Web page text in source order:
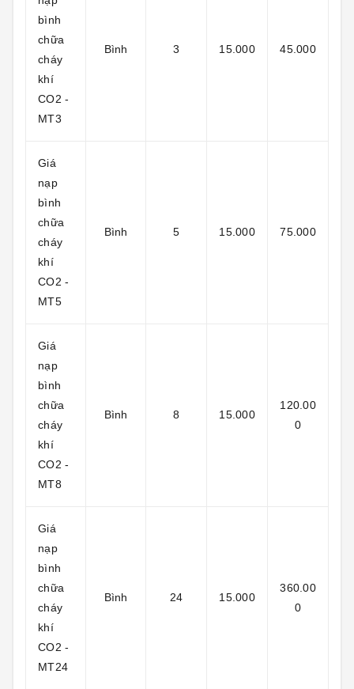
bình
chữa
cháy
khí
CO2 -
MT3
Bình 3 15.000 45.000
Giá
nạp
bình
chữa
cháy
khí
CO2 -
MT5
Bình 5 15.000 75.000
Giá
nạp
bình
chữa
cháy
khí
CO2 -
MT8
Bình 8 15.000
120.00
0
Giá
nạp
bình
chữa
cháy
khí
CO2 -
MT24
Bình 24 15.000
360.00
0